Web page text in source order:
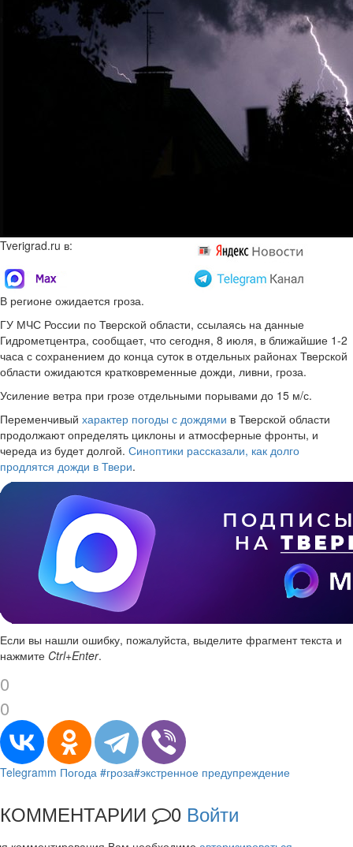
Tverigrad.ru в:
В регионе ожидается гроза.
ГУ МЧС России по Тверской области, ссылаясь на данные
Гидрометцентра, сообщает, что сегодня, 8 июля, в ближайшие 1-2
часа с сохранением до конца суток в отдельных районах Тверской
области ожидаются кратковременные дожди, ливни, гроза.
Усиление ветра при грозе отдельными порывами до 15 м/с.
Переменчивый характер погоды с дождями в Тверской области
продолжают определять циклоны и атмосферные фронты, и
череда из будет долгой. Синоптики рассказали, как долго
продлятся дожди в Твери.
Если вы нашли ошибку, пожалуйста, выделите фрагмент текста и
нажмите Ctrl+Enter.
0
0
Telegramm Погода #гроза#экстренное предупреждение
КОММЕНТАРИИ 0 Войти